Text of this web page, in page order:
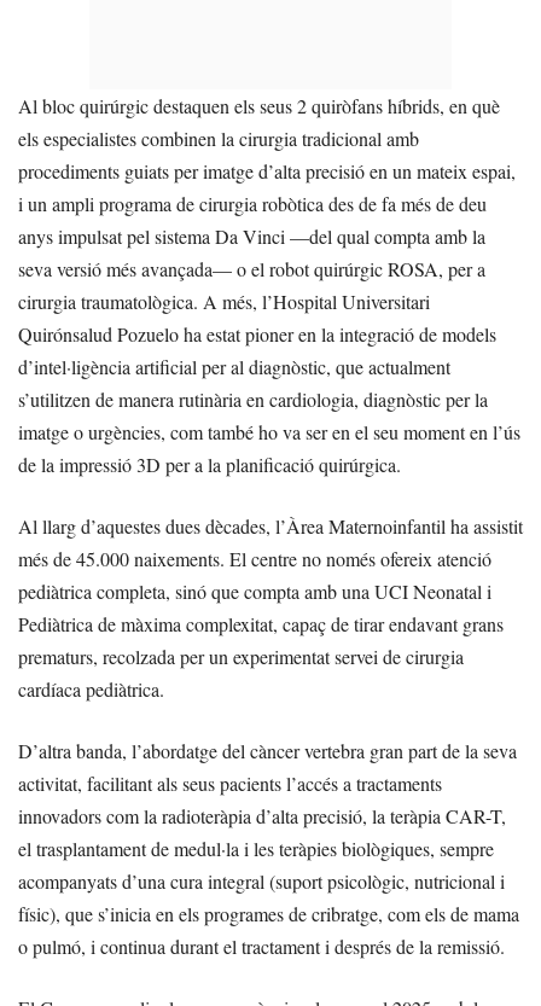
Al bloc quirúrgic destaquen els seus 2 quiròfans híbrids, en què
els especialistes combinen la cirurgia tradicional amb
procediments guiats per imatge d’alta precisió en un mateix espai,
i un ampli programa de cirurgia robòtica des de fa més de deu
anys impulsat pel sistema Da Vinci —del qual compta amb la
seva versió més avançada— o el robot quirúrgic ROSA, per a
cirurgia traumatològica. A més, l’Hospital Universitari
Quirónsalud Pozuelo ha estat pioner en la integració de models
d’intel·ligència artificial per al diagnòstic, que actualment
s’utilitzen de manera rutinària en cardiologia, diagnòstic per la
imatge o urgències, com també ho va ser en el seu moment en l’ús
de la impressió 3D per a la planificació quirúrgica.
Al llarg d’aquestes dues dècades, l’Àrea Maternoinfantil ha assistit
més de 45.000 naixements. El centre no només ofereix atenció
pediàtrica completa, sinó que compta amb una UCI Neonatal i
Pediàtrica de màxima complexitat, capaç de tirar endavant grans
prematurs, recolzada per un experimentat servei de cirurgia
cardíaca pediàtrica.
D’altra banda, l’abordatge del càncer vertebra gran part de la seva
activitat, facilitant als seus pacients l’accés a tractaments
innovadors com la radioteràpia d’alta precisió, la teràpia CAR-T,
el trasplantament de medul·la i les teràpies biològiques, sempre
acompanyats d’una cura integral (suport psicològic, nutricional i
físic), que s’inicia en els programes de cribratge, com els de mama
o pulmó, i continua durant el tractament i després de la remissió.